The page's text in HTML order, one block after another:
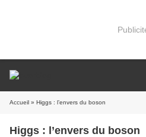
Accueil » Higgs : l’envers du boson
Higgs : l’envers du boson